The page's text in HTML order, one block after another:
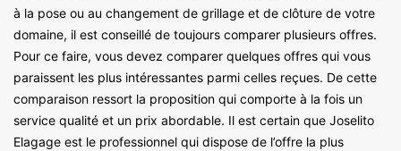
à la pose ou au changement de grillage et de clôture de votre
domaine, il est conseillé de toujours comparer plusieurs offres.
Pour ce faire, vous devez comparer quelques offres qui vous
paraissent les plus intéressantes parmi celles reçues. De cette
comparaison ressort la proposition qui comporte à la fois un
service qualité et un prix abordable. Il est certain que Joselito
Elagage est le professionnel qui dispose de l’offre la plus